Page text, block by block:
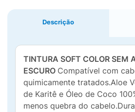
Descrição
TINTURA SOFT COLOR SEM
ESCURO Compatível com
quimicamente tratados.Aloe
de Karitê e Óleo de Coco
menos quebra do